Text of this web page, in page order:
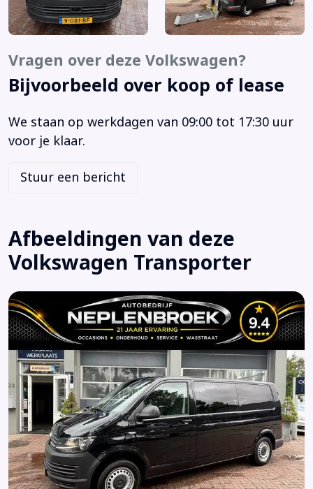
MP3 aansluiting
Multimedia systeem
Navigatie-pakket
Navigatiesysteem
Radio CD speler
Radiovoorbereiding
Skiluik
Xenon verlichting
Achterklep
Airbag passagier
Airco
Alarm klasse 1(startblokkering)
Alarm klasse 3
Anti Blokkeer Systeem
Anti doorSlip Regeling
Armsteun voor
Binnenspiegel automatisch dimmend
Bluetooth
Boordcomputer
Vragen over deze Volkswagen?
Bijvoorbeeld over koop of lease
We staan op werkdagen van 09:00 tot 17:30 uur
voor je klaar.
Stuur een bericht
Afbeeldingen van deze
Volkswagen Transporter